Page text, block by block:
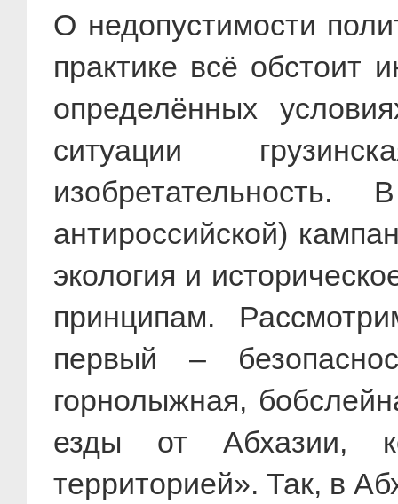
О недопустимости
практике всё обстоит
определённых
ситуации
антироссийской)
экология и
принципам.
первый –
горнолыжная,
езды от Абхазии,
территорией». Так, в